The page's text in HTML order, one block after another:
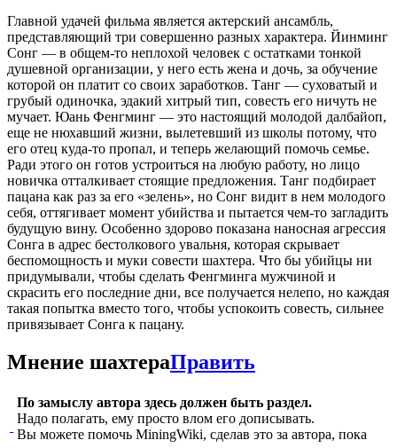
Главной удачей фильма является актерский ансамбль,
представляющий три совершенно разных характера. Йинминг
Сонг — в общем-то неплохой человек с остатками тонкой
душевной организации, у него есть жена и дочь, за обучение
которой он платит со своих заработков. Танг — суховатый и
грубый одиночка, эдакий хитрый тип, совесть его ничуть не
мучает. Юань Фенгминг — это настоящий молодой далбайоп,
еще не нюхавший жизни, вылетевший из школы потому, что
его отец куда-то пропал, и теперь желающий помочь семье.
Ради этого он готов устроиться на любую работу, но лицо
новичка отталкивает стоящие предложения. Танг подбирает
пацана как раз за его «зелень», но Сонг видит в нем молодого
себя, оттягивает момент убийства и пытается чем-то загладить
будущую вину. Особенно здорово показана наносная агрессия
Сонга в адрес бестолкового увальня, которая скрывает
беспомощность и муки совести шахтера. Что бы убийцы ни
придумывали, чтобы сделать Фенгминга мужчиной и
скрасить его последние дни, все получается нелепо, но каждая
такая попытка вместо того, чтобы успокоить совесть, сильнее
привязывает Сонга к пацану.
Мнение шахтераПравить
По замыслу автора здесь должен быть раздел.
Надо полагать, ему просто влом его дописывать.
Вы можете помочь MiningWiki, сделав это за автора, пока